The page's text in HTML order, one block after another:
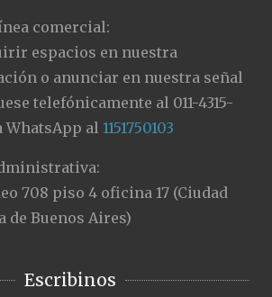
comercial:
espacios en nuestra
o anunciar en nuestra señal
telefónicamente al 011-4315-
WhatsApp al1151750103
708 piso 4 oficina 17 (Ciudad
de Buenos Aires)
Escribinos